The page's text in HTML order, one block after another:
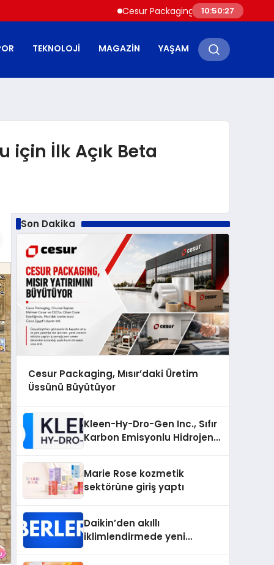
Cesur Packaging, Mısır’daki Üretim Üssünü
10:50:28
TEKNOLOJI MAGAZIN YAŞAM
için İlk Açık Beta
Son Dakika
Cesur Packaging, Mısır’daki Üretim
Üssünü Büyütüyor
Kleen-Hy-Dro-Gen Inc., Sıfır
Karbon Emisyonlu Hidrojen
Aldı
Marie Rose kozmetik
sektörüne giriş yaptı
Daikin’den akıllı
iklimlendirmede yeni